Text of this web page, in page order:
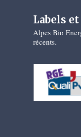
Labels
Alpes Bio
récents.